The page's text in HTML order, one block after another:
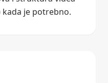
kada je potrebno.